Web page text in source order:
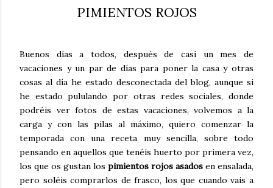
PIMIENTOS ROJOS
Buenos días a todos, después de casi un mes de
vacaciones y un par de días para poner la casa y otras
cosas al día he estado desconectada del blog, aunque si
he estado pululando por otras redes sociales, donde
podréis ver fotos de estas vacaciones, volvemos a la
carga y con las pilas al máximo, quiero comenzar la
temporada con una receta muy sencilla, sobre todo
pensando en aquellos que tenéis huerto por primera vez,
los que os gustan los pimientos rojos asados en ensalada,
pero soléis comprarlos de frasco, los que cuando vais a